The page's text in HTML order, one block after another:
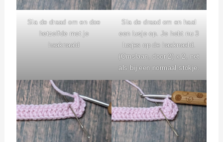
Sla de draad om en doe
hetzelfde met je
haaknaald
Sla de draad om en haal
een lusje op. Je hebt nu 3
lusjes op de haaknaald.
(Omslaan, door 2) x 2, net
als bij een normaal stokje.